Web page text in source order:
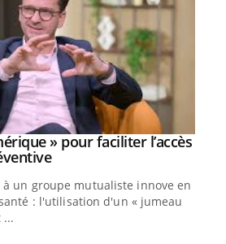
» pour faciliter l’accès
Youtube
un groupe mutualiste innove en
: l'utilisation d'un « jumeau
...